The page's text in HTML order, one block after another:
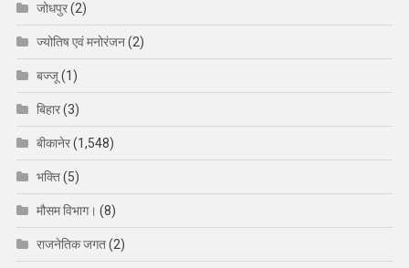
जोधपुर(2)
ज्योतिष एवं मनोरंजन(2)
बज्जू(1)
बिहार(3)
बीकानेर(1,548)
भक्ति(5)
मौसम विभाग। (8)
राजनेतिक जगत(2)